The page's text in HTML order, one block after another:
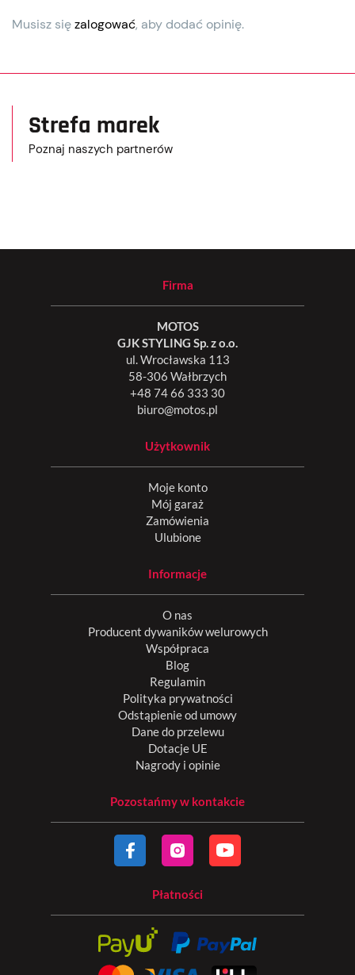
Musisz sięzalogować, aby dodać opinię.
Strefa marek
Poznaj naszych partnerów
Firma
MOTOS
GJK STYLING Sp. z o.o.
ul. Wrocławska 113
58-306 Wałbrzych
+48 74 66 333 30
biuro@motos.pl
Użytkownik
Moje konto
Mój garaż
Zamówienia
Ulubione
Informacje
O nas
Producent dywaników welurowych
Współpraca
Blog
Regulamin
Polityka prywatności
Odstąpienie od umowy
Dane do przelewu
Dotacje UE
Nagrody i opinie
Pozostańmy w kontakcie
Płatności